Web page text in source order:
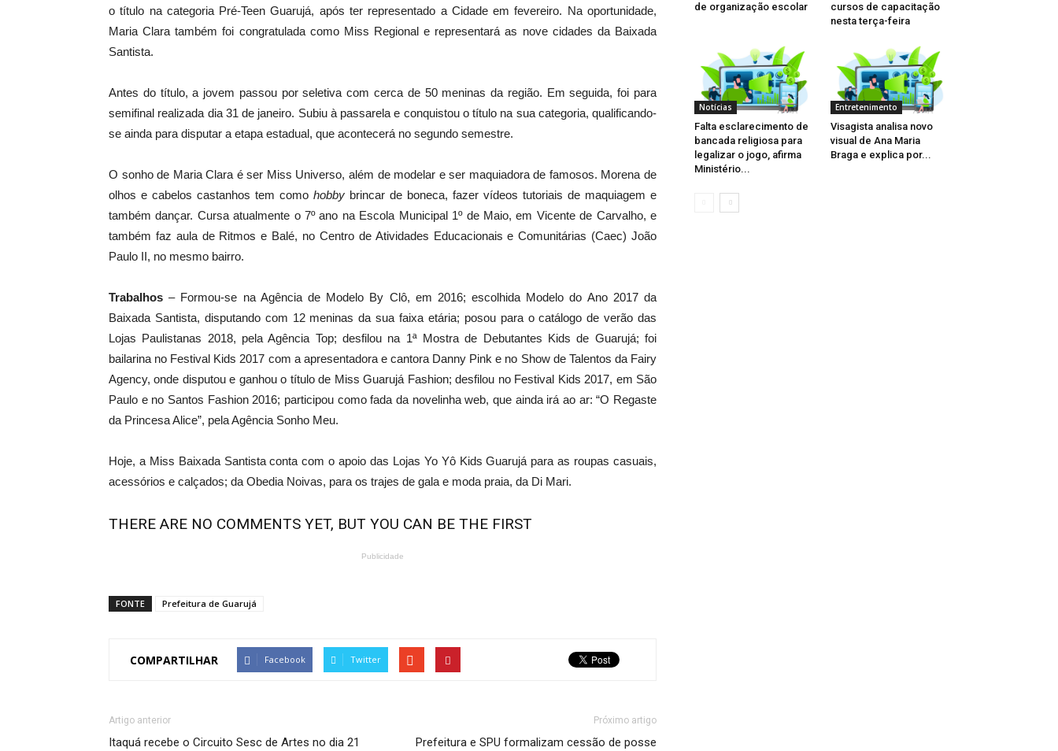
o título na categoria Pré-Teen Guarujá, após ter representado a Cidade em fevereiro. Na oportunidade,
Maria Clara também foi congratulada como Miss Regional e representará as nove cidades da Baixada
Santista.
Antes do título, a jovem passou por seletiva com cerca de 50 meninas da região. Em seguida, foi para
semifinal realizada dia 31 de janeiro. Subiu à passarela e conquistou o título na sua categoria, qualificando-
se ainda para disputar a etapa estadual, que acontecerá no segundo semestre.
O sonho de Maria Clara é ser Miss Universo, além de modelar e ser maquiadora de famosos. Morena de
olhos e cabelos castanhos tem como hobby brincar de boneca, fazer vídeos tutoriais de maquiagem e
também dançar. Cursa atualmente o 7º ano na Escola Municipal 1º de Maio, em Vicente de Carvalho, e
também faz aula de Ritmos e Balé, no Centro de Atividades Educacionais e Comunitárias (Caec) João
Paulo II, no mesmo bairro.
Trabalhos – Formou-se na Agência de Modelo By Clô, em 2016; escolhida Modelo do Ano 2017 da
Baixada Santista, disputando com 12 meninas da sua faixa etária; posou para o catálogo de verão das
Lojas Paulistanas 2018, pela Agência Top; desfilou na 1ª Mostra de Debutantes Kids de Guarujá; foi
bailarina no Festival Kids 2017 com a apresentadora e cantora Danny Pink e no Show de Talentos da Fairy
Agency, onde disputou e ganhou o título de Miss Guarujá Fashion; desfilou no Festival Kids 2017, em São
Paulo e no Santos Fashion 2016; participou como fada da novelinha web, que ainda irá ao ar: “O Regaste
da Princesa Alice”, pela Agência Sonho Meu.
Hoje, a Miss Baixada Santista conta com o apoio das Lojas Yo Yô Kids Guarujá para as roupas casuais,
acessórios e calçados; da Obedia Noivas, para os trajes de gala e moda praia, da Di Mari.
THERE ARE NO COMMENTS YET, BUT YOU CAN BE THE FIRST
Publicidade
FONTE Prefeitura de Guarujá
COMPARTILHAR Facebook Twitter
Artigo anterior
Itaquá recebe o Circuito Sesc de Artes no dia 21
Próximo artigo
Prefeitura e SPU formalizam cessão de posse
de organização escolar
cursos de capacitação
nesta terça-feira
Notícias
Falta esclarecimento de
bancada religiosa para
legalizar o jogo, afirma
Ministério...
Entretenimento
Visagista analisa novo
visual de Ana Maria
Braga e explica por...